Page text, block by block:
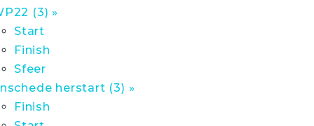
(3) »
Start
Finish
Sfeer
herstart (3) »
Finish